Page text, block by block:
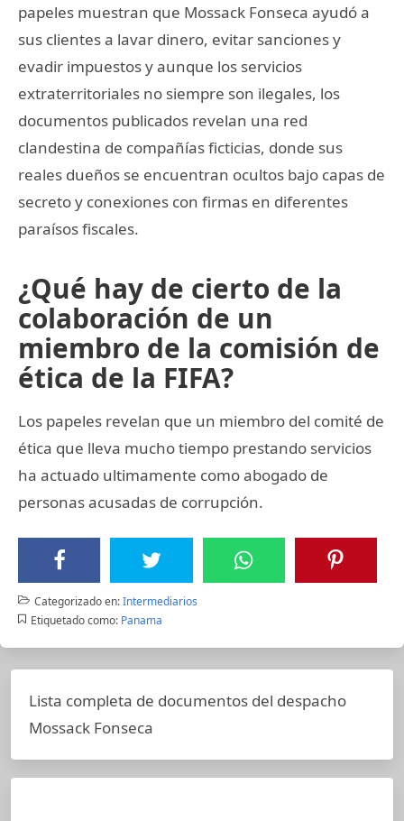
papeles muestran que Mossack Fonseca ayudó a
sus clientes a lavar dinero, evitar sanciones y
evadir impuestos y aunque los servicios
extraterritoriales no siempre son ilegales, los
documentos publicados revelan una red
clandestina de compañías ficticias, donde sus
reales dueños se encuentran ocultos bajo capas de
secreto y conexiones con firmas en diferentes
paraísos fiscales.
¿Qué hay de cierto de la
colaboración de un
miembro de la comisión de
ética de la FIFA?
Los papeles revelan que un miembro del comité de
ética que lleva mucho tiempo prestando servicios
ha actuado ultimamente como abogado de
personas acusadas de corrupción.
Categorizado en:Intermediarios
Etiquetado como: Panama
Lista completa de documentos del despacho
Mossack Fonseca